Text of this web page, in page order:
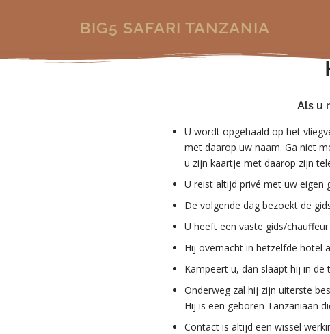
BIG5 SAFARI TANZANIA
Als u
U wordt opgehaald op het
met daarop uw naam. Ga niet
u zijn kaartje met daarop zijn
U reist altijd privé met uw eigen
De volgende dag bezoekt de
U heeft een vaste gids/
Hij overnacht in hetzelfde hotel
Kampeert u, dan slaapt hij in
Onderweg zal hij zijn uiterste
Hij is een geboren Tanzaniaan
Contact is altijd een wissel